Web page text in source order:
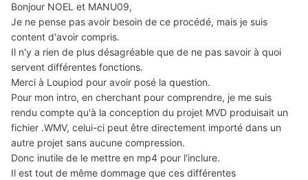
Bonjour NOEL et MANU09,
Je ne pense pas avoir besoin de ce procédé, mais je suis
content d'avoir compris.
Il n'y a rien de plus désagréable que de ne pas savoir à quoi
servent différentes fonctions.
Merci à Loupiod pour avoir posé la question.
Pour mon intro, en cherchant pour comprendre, je me suis
rendu compte qu'à la conception du projet MVD produisait un
fichier .WMV, celui-ci peut être directement importé dans un
autre projet sans aucune compression.
Donc inutile de le mettre en mp4 pour l'inclure.
Il est tout de même dommage que ces différentes